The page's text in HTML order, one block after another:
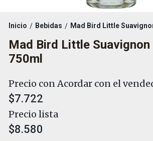
Inicio / Bebidas / Mad Bird Little
Mad Bird Little Suavignon
750ml
Precio con Acordar con el
$7.722
Precio lista
$8.580